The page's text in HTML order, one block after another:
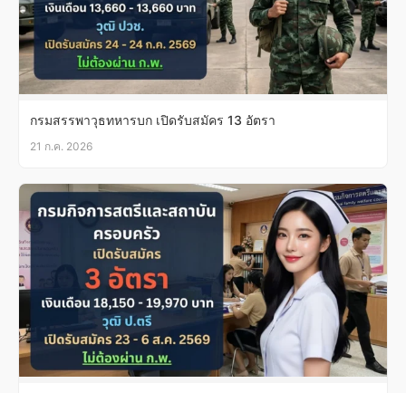
กรมสรรพาวุธทหารบก เปิดรับสมัคร 13 อัตรา
21 ก.ค. 2026